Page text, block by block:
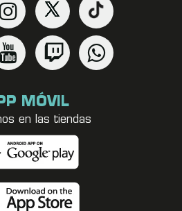
MÓVIL
en las tiendas